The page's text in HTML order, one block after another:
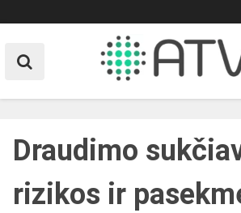
to
Draudimo
rizikos ir